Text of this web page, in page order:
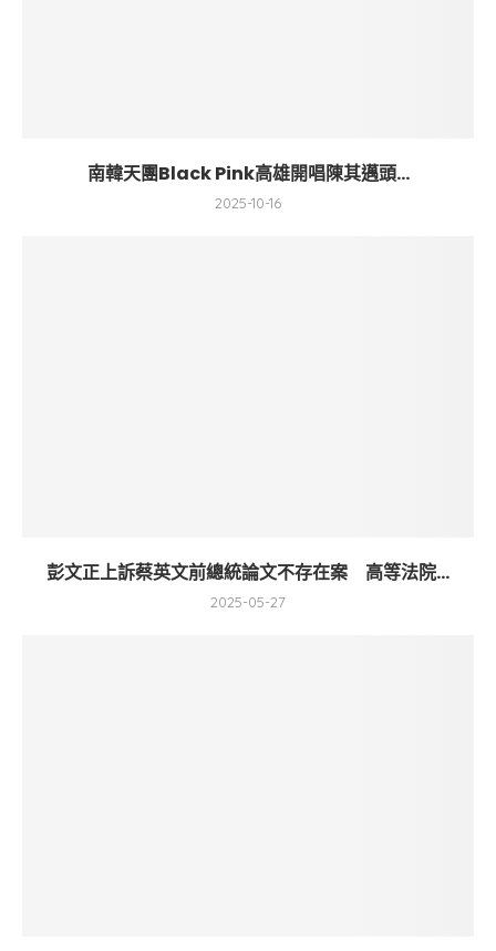
南韓天團Black Pink高雄開唱陳其邁頭...
2025-10-16
彭文正上訴蔡英文前總統論文不存在案 高等法院...
2025-05-27